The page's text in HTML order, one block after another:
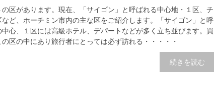
区があります。現在、「サイゴン」と呼ばれる中心地・１区、チ
など、ホーチミン市内の主な区をご紹介します。「サイゴン」と呼
心、１区には高級ホテル、デパートなどが多く立ち並びます。買
区の中にあり旅行者にとっては必ず訪れる・・・・・
続きを読む